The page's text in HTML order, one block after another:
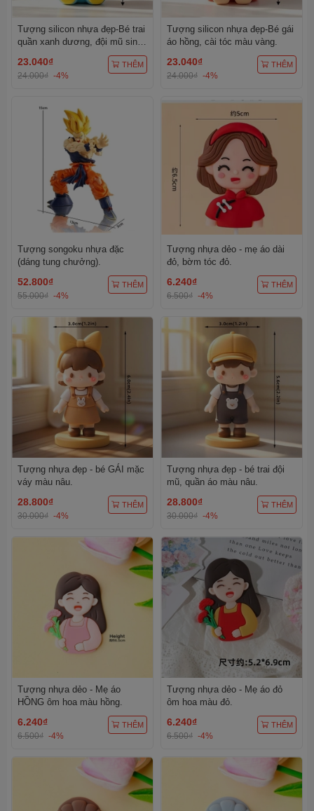
Tượng silicon nhựa đẹp-Bé trai
quần xanh dương, đội mũ sinh
nhật màu vàng chấm trắng.
23.040₫
24.000₫ -4%
THÊM
Tượng silicon nhựa đẹp-Bé gái
áo hồng, cài tóc màu vàng.
23.040₫
24.000₫ -4%
THÊM
Tượng songoku nhựa đặc
(dáng tung chưởng).
52.800₫
55.000₫ -4%
THÊM
Tượng nhựa dẻo - mẹ áo dài
đỏ, bờm tóc đỏ.
6.240₫
6.500₫ -4%
THÊM
Tượng nhựa đẹp - bé GÁI mặc
váy màu nâu.
28.800₫
30.000₫ -4%
THÊM
Tượng nhựa đẹp - bé trai đội
mũ, quần áo màu nâu.
28.800₫
30.000₫ -4%
THÊM
Tượng nhựa dẻo - Mẹ áo
HỒNG ôm hoa màu hồng.
6.240₫
6.500₫ -4%
THÊM
Tượng nhựa dẻo - Mẹ áo đỏ
ôm hoa màu đỏ.
6.240₫
6.500₫ -4%
THÊM